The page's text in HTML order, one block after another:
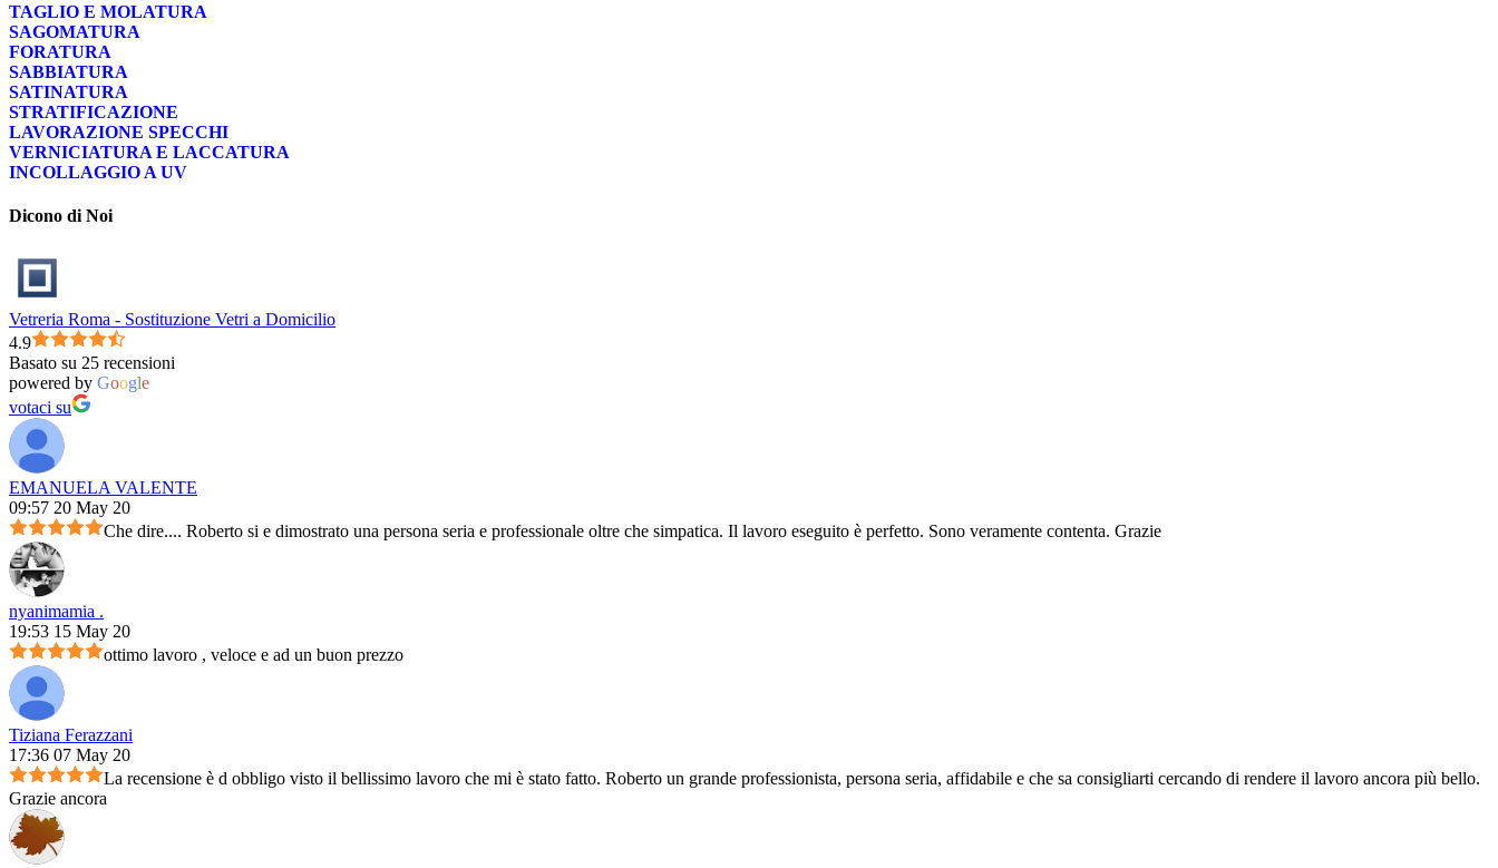
TAGLIO E MOLATURA
SAGOMATURA
FORATURA
SABBIATURA
SATINATURA
STRATIFICAZIONE
LAVORAZIONE SPECCHI
VERNICIATURA E LACCATURA
INCOLLAGGIO A UV
Dicono di Noi
Vetreria Roma - Sostituzione Vetri a Domicilio
4.9
Basato su 25 recensioni
powered by Google
votaci su
EMANUELA VALENTE
09:57 20 May 20
Che dire.... Roberto si e dimostrato una persona seria e professionale oltre che simpatica. Il lavoro eseguito è perfetto. Sono veramente contenta. Grazie
nyanimamia .
19:53 15 May 20
ottimo lavoro , veloce e ad un buon prezzo
Tiziana Ferazzani
17:36 07 May 20
La recensione è d obbligo visto il bellissimo lavoro che mi è stato fatto. Roberto un grande professionista, persona seria, affidabile e che sa consigliarti cercando di rendere il lavoro ancora più bello.
Grazie ancora